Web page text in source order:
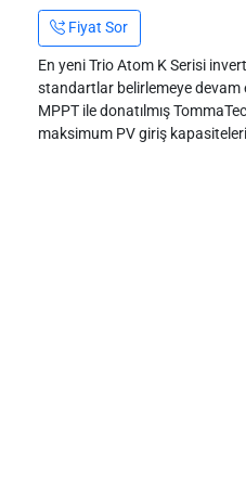
Fiyat Sor
En yeni Trio Atom K Serisi
standartlar belirlemeye devam
MPPT ile donatılmış
maksimum PV giriş kapasiteleri